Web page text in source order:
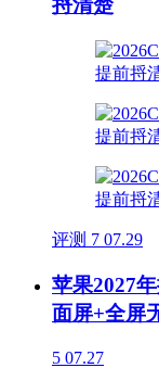
捋清楚
评测 7 07.29
苹果2027
面屏+全屏
5 07.27